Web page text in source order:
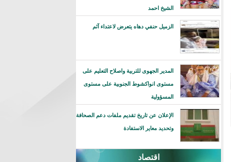
الشيخ احمد
الزميل حنفي دهاه يتعرض لاعتداء آثم
المدير الجهوى للتربية واصلاح التعليم على
مستوى انواكشوط الجنوبية على مستوى
المسؤولية
الإعلان عن تاريخ تقديم ملفات دعم الصحافة
وتحديد معاير الاستفادة
اقتصاد